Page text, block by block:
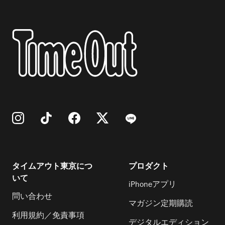
タイムアウト東京につ
いて
問い合わせ
利用規約／免責事項
プロダクト
iPhoneアプリ
マガジン定期購読